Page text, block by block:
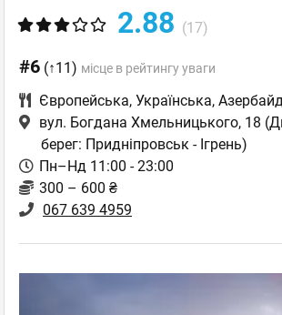
2.88 (17)
#6 (↑11) місце в рейтингу уваги
Європейська, Українська,
вул. Богдана Хмельницького, 18
берег: Придніпровськ - Ігрень)
Пн–Нд 11:00 - 23:00
300 – 600 ₴
067 639 4959